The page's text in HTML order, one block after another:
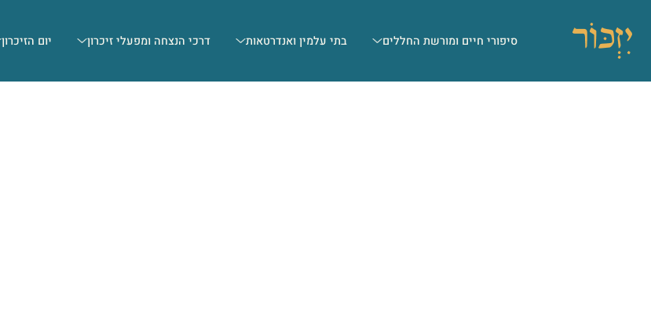
סיפורי חיים ומורשת החללים בתי עלמין ואנדרטאות דרכי הנצחה ומפעלי זיכרון יום הזיכרון